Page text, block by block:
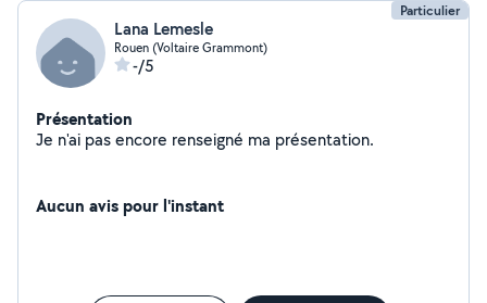
Particulier
Lana Lemesle
Rouen (Voltaire Grammont)
-/5
Présentation
Je n'ai pas encore renseigné ma présentation.
Aucun avis pour l'instant